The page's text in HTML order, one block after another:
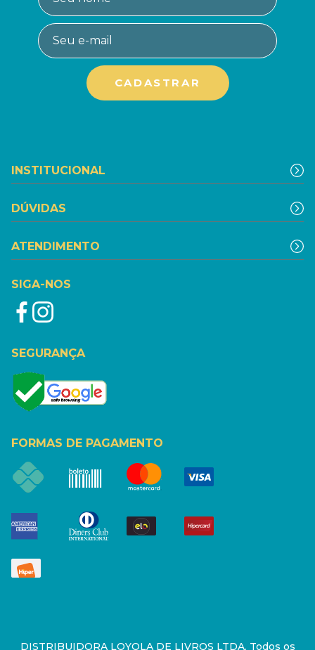
INSTITUCIONAL
DÚVIDAS
ATENDIMENTO
SIGA-NOS
SEGURANÇA
FORMAS DE PAGAMENTO
DISTRIBUIDORA LOYOLA DE LIVROS LTDA. Todos os